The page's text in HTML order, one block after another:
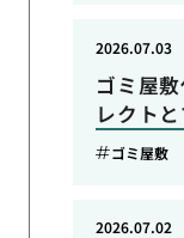
ゴミ屋
レクト
2026.07.03
ゴミ屋敷
2026.07.02